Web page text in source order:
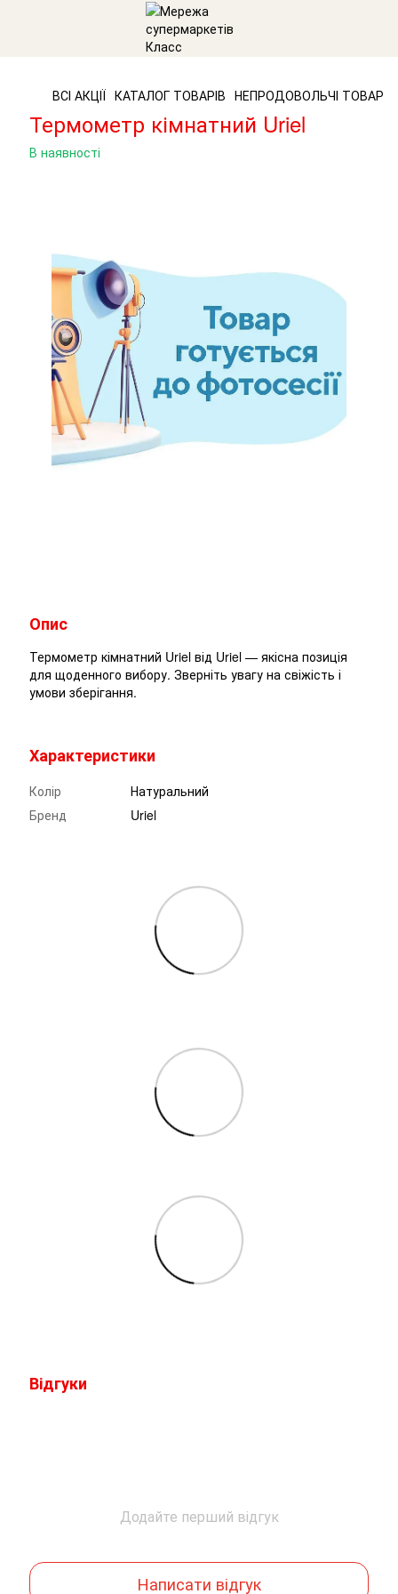
ВСІ АКЦІЇ КАТАЛОГ ТОВАРІВ НЕПРОДОВОЛЬЧІ ТОВАРИ
Термометр кімнатний Uriel
В наявності
Опис
Термометр кімнатний Uriel від Uriel — якісна позиція
для щоденного вибору. Зверніть увагу на свіжість і
умови зберігання.
Характеристики
Колір
Натуральний
Бренд
Uriel
Відгуки
Додайте перший відгук
Написати відгук